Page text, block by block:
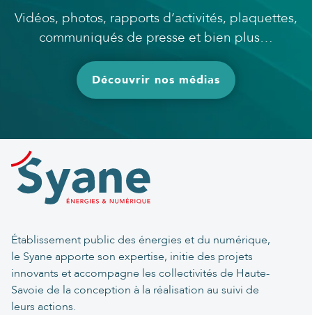
Vidéos, photos, rapports d’activités, plaquettes,
communiqués de presse et bien plus…
Découvrir nos médias
Établissement public des énergies et du numérique,
le Syane apporte son expertise, initie des projets
innovants et accompagne les collectivités de Haute-
Savoie de la conception à la réalisation au suivi de
leurs actions.